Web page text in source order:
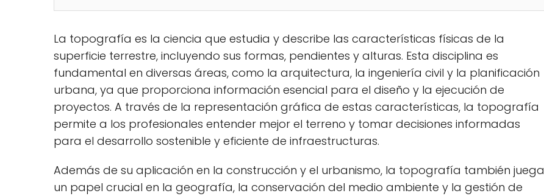
La topografía es la ciencia que estudia y describe las características físicas de la
superficie terrestre, incluyendo sus formas, pendientes y alturas. Esta disciplina es
fundamental en diversas áreas, como la arquitectura, la ingeniería civil y la planificación
urbana, ya que proporciona información esencial para el diseño y la ejecución de
proyectos. A través de la representación gráfica de estas características, la topografía
permite a los profesionales entender mejor el terreno y tomar decisiones informadas
para el desarrollo sostenible y eficiente de infraestructuras.
Además de su aplicación en la construcción y el urbanismo, la topografía también juega
un papel crucial en la geografía, la conservación del medio ambiente y la gestión de